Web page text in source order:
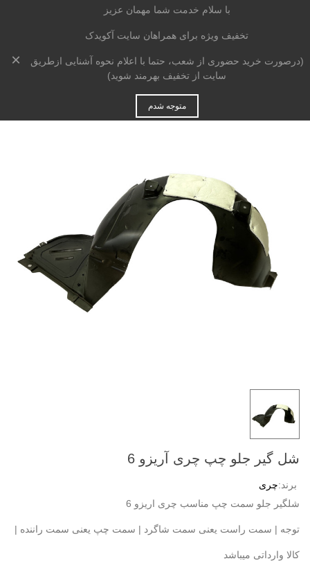
خانه > بدنه > شلگیر > شل گیر جلو چپ چری آریزو 6
شل گیر جلو چپ چری آریزو 6
برند:چری
شلگیر جلو سمت چپ مناسب چری اریزو 6
توجه | سمت راست یعنی سمت شاگرد | سمت چپ یعنی سمت راننده |
کالا وارداتی میباشد
با سلام خدمت شما مهمان عزیز
تخفیف ویژه برای همراهان سایت آکویدک
(درصورت خرید حضوری از شعب، حتما با اعلام نحوه آشنایی ازطریق
سایت از تخفیف بهرمند شوید)
متوجه شدم
×